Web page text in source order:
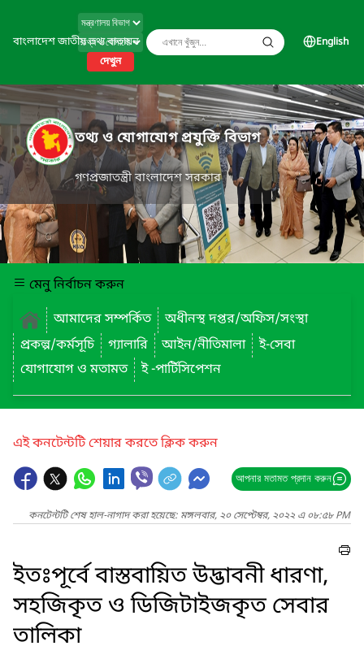
বাংলাদেশ জাতীয় তথ্য বাতায়ন
দেখুন
English
তথ্য ও যোগাযোগ প্রযুক্তি বিভাগ
গণপ্রজাতন্ত্রী বাংলাদেশ সরকার
মেনু নির্বাচন করুন
আমাদের সম্পর্কিত
অধীনস্থ দপ্তর/অফিস/সংস্থা
প্রকল্প/কর্মসূচি
গ্যালারি আইন/নীতিমালা
ই-সেবা
যোগাযোগ ও মতামত
ই -পার্টিসিপেশন
এই কনটেন্টটি শেয়ার করতে ক্লিক করুন
আপনার মতামত প্রদান করুন
কনটেন্টটি শেষ হাল-নাগাদ করা হয়েছে: মঙ্গলবার, ২০ সেপ্টেম্বর, ২০২২ এ ০৮:৫৮ PM
ইতঃপূর্বে বাস্তবায়িত উদ্ভাবনী ধারণা,
সহজিকৃত ও ডিজিটাইজকৃত সেবার
তালিকা